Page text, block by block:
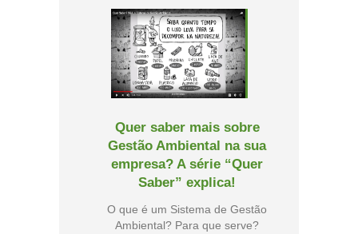
Quer saber mais sobre
Gestão Ambiental na sua
empresa? A série “Quer
Saber” explica!
O que é um Sistema de Gestão
Ambiental? Para que serve?